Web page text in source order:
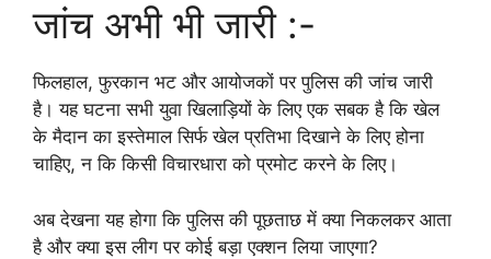
जांच अभी भी जारी :-
फिलहाल, फुरकान भट और आयोजकों पर पुलिस की जांच जारी
है। यह घटना सभी युवा खिलाड़ियों के लिए एक सबक है कि खेल
के मैदान का इस्तेमाल सिर्फ खेल प्रतिभा दिखाने के लिए होना
चाहिए, न कि किसी विचारधारा को प्रमोट करने के लिए।
अब देखना यह होगा कि पुलिस की पूछताछ में क्या निकलकर आता
है और क्या इस लीग पर कोई बड़ा एक्शन लिया जाएगा?